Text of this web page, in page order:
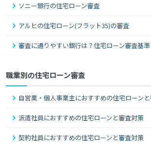
ソニー銀行の住宅ローン審査
アルヒの住宅ローン(フラット35)の審査
審査に通りやすい銀行は？住宅ローン審査基
職業別の住宅ローン審査
自営業・個人事業主におすすめの住宅ローン
派遣社員におすすめの住宅ローンと審査対策
契約社員におすすめの住宅ローンと審査対策